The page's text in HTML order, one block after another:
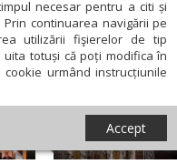
necesar pentru a citi și
continuarea navigării pe
utilizării fişierelor de tip
uita totuși că poți modifica în
urmând instrucțiunile
Accept
Palama
Palama